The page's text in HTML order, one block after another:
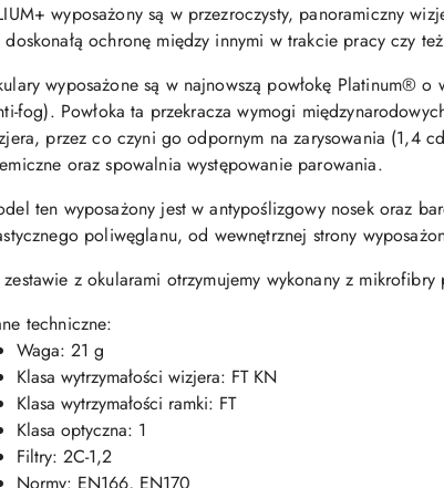
wyposażony są w przezroczysty, panoramiczny
doskonałą ochronę między innymi w trakcie pracy czy
wyposażone są w najnowszą powłokę Platinum®
fog). Powłoka ta przekracza wymogi
przez co czyni go odpornym na zarysowania (1,4
oraz spowalnia występowanie parowania.
ten wyposażony jest w antypoślizgowy nosek oraz
poliwęglanu, od wewnętrznej strony
z okularami otrzymujemy wykonany z
techniczne:
Waga: 21 g
Klasa wytrzymałości wizjera: FT KN
Klasa wytrzymałości ramki: FT
Klasa optyczna: 1
Filtry: 2C-1,2